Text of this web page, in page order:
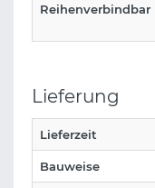
Reihenverbindbar
Lieferung
Lieferzeit
Bauweise